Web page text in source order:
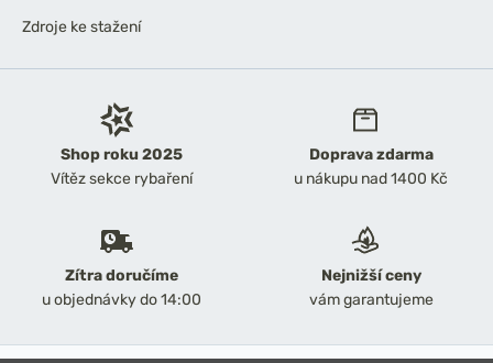
Shop roku 2025
Vítěz sekce rybaření
Doprava zdarma
u nákupu nad 1400 Kč
Zítra doručíme
u objednávky do 14:00
Nejnižší ceny
vám garantujeme
Zdroje ke stažení